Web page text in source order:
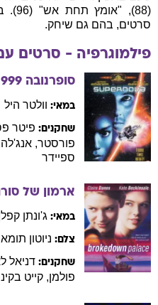
סרטים, בהם גם שיחק.
פילמוגרפיה - סרטים
סופרנובה
במאי: וולטר היל
שחקנים: פיטר
פורסטר, אנג'לה
ספיידר
ארמון של
במאי: ג'ונתן
צלם: ניוטון
שחקנים: דניאל
פולמן, קייט